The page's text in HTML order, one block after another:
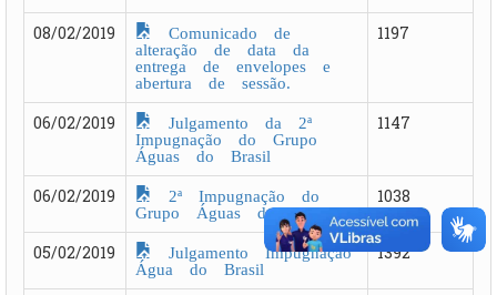
08/02/2019
Comunicado de
alteração de data da
entrega de envelopes e
abertura de sessão.
1197
06/02/2019
Julgamento da 2ª
Impugnação do Grupo
Águas do Brasil
1147
06/02/2019
2ª Impugnação do
Grupo Águas do Brasil
1038
05/02/2019
Julgamento Impugnação
Água do Brasil
1392